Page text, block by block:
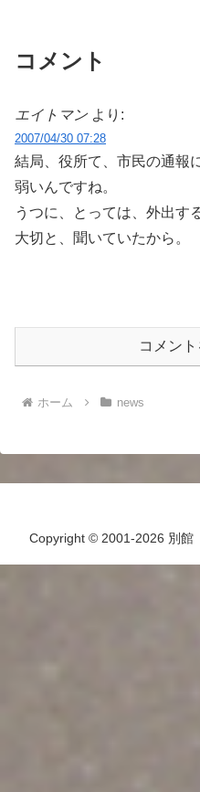
コメント
エイトマン より:
2007/04/30 07:28
結局、役所て、市民の通報
弱いんですね。
うつに、とっては、外出す
大切と、聞いていたから。
コメン
ホーム news
Copyright © 2001-2026 別館